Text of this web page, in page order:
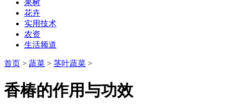
果树
花卉
实用技术
农资
生活频道
首页 > 蔬菜 > 茎叶蔬菜 >
香椿的作用与功效